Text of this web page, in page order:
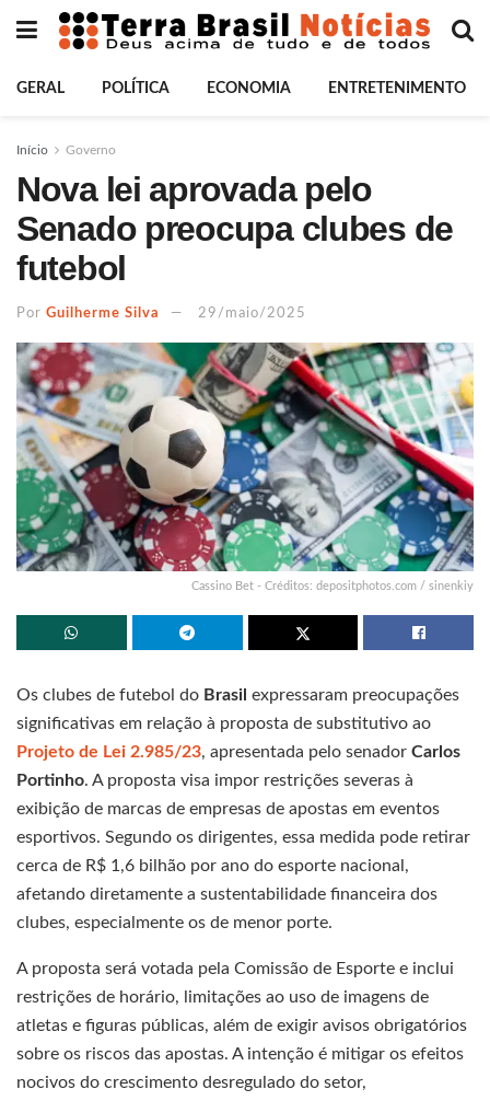
GERAL POLÍTICA ECONOMIA ENTRETENIMENTO
Início Governo
Nova lei aprovada pelo
Senado preocupa clubes de
futebol
Por Guilherme Silva 29/maio/2025
Cassino Bet - Créditos: depositphotos.com / sinenkiy
Os clubes de futebol do Brasil expressaram preocupações
significativas em relação à proposta de substitutivo ao
Projeto de Lei 2.985/23, apresentada pelo senador Carlos
Portinho. A proposta visa impor restrições severas à
exibição de marcas de empresas de apostas em eventos
esportivos. Segundo os dirigentes, essa medida pode retirar
cerca de R$ 1,6 bilhão por ano do esporte nacional,
afetando diretamente a sustentabilidade financeira dos
clubes, especialmente os de menor porte.
A proposta será votada pela Comissão de Esporte e inclui
restrições de horário, limitações ao uso de imagens de
atletas e figuras públicas, além de exigir avisos obrigatórios
sobre os riscos das apostas. A intenção é mitigar os efeitos
nocivos do crescimento desregulado do setor,